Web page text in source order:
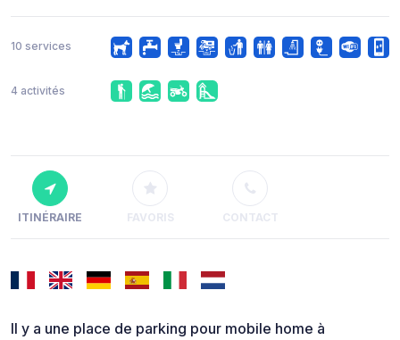
10 services
4 activités
ITINÉRAIRE FAVORIS CONTACT
Il y a une place de parking pour mobile home à